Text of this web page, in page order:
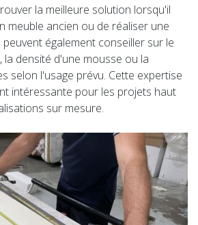
la meilleure solution lorsqu'il
meuble ancien ou de réaliser une
également conseiller sur le
la densité d'une mousse ou la
selon l'usage prévu. Cette expertise
intéressante pour les projets haut
sur mesure.